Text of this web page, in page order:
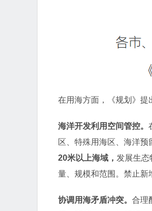
在用海方面，《规划》提
海洋开发利用空间管控。
区、特殊用海区、海洋预
20米以上海域， 发展生态
量、规模和范围。禁止新
协调用海矛盾冲突。 合理